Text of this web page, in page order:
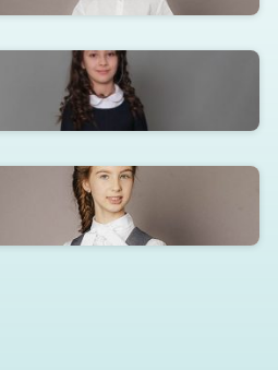
Платье для девочки Модница
Школьная жилетка Мисс